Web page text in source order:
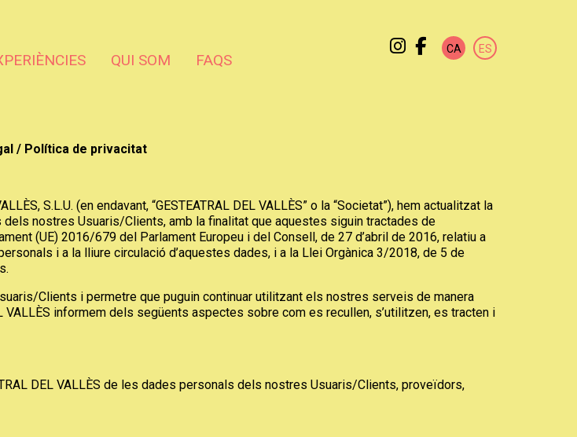
CA ES
Link a instagram
Link a facebook
QUI SOM FAQS
/ Política de privacitat
S.L.U. (en endavant, “GESTEATRAL DEL VALLÈS” o la “Societat”), hem actualitzat la
nostres Usuaris/Clients, amb la finalitat que aquestes siguin tractades de
(UE) 2016/679 del Parlament Europeu i del Consell, de 27 d’abril de 2016, relatiu a
i a la lliure circulació d’aquestes dades, i a la Llei Orgànica 3/2018, de 5 de
Clients i permetre que puguin continuar utilitzant els nostres serveis de manera
VALLÈS informem dels següents aspectes sobre com es recullen, s’utilitzen, es tracten i
DEL VALLÈS de les dades personals dels nostres Usuaris/Clients, proveïdors,